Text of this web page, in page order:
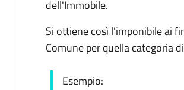
dell'Immobile.
Si ottiene così l'imponibile ai
Comune per quella categoria
Esempio: